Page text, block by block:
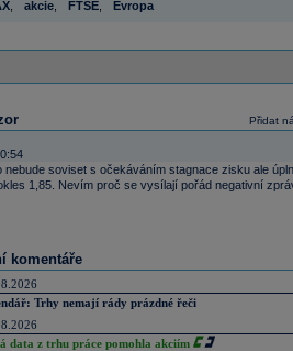
, akcie, FTSE, Evropa
Přidat
nebude soviset s očekáváním stagnace zisku ale
1,85. Nevím proč se vysílají pořád negativní
komentáře
Trhy nemají rády prázdné řeči
data z trhu práce pomohla akciím